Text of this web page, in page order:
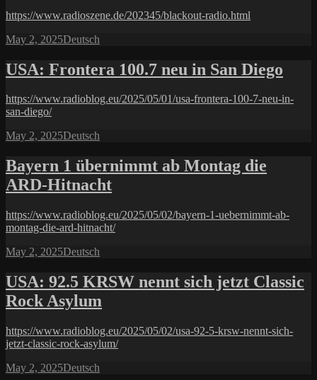
https://www.radioszene.de/202345/blackout-radio.html
Posted
May 2, 2025Categories
Deutsch
USA: Frontera 100.7 neu in San Diego
https://www.radioblog.eu/2025/05/01/usa-frontera-100-7-neu-in-
san-diego/
Posted
May 2, 2025Categories
Deutsch
Bayern 1 übernimmt ab Montag die
ARD-Hitnacht
https://www.radioblog.eu/2025/05/02/bayern-1-uebernimmt-ab-
montag-die-ard-hitnacht/
Posted
May 2, 2025Categories
Deutsch
USA: 92.5 KRSW nennt sich jetzt Classic
Rock Asylum
https://www.radioblog.eu/2025/05/02/usa-92-5-krsw-nennt-sich-
jetzt-classic-rock-asylum/
Posted
May 2, 2025Categories
Deutsch